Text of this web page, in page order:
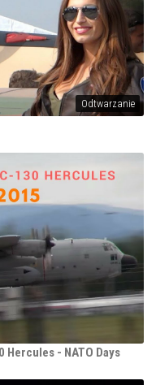
Odtwarzanie
Hercules - NATO Days